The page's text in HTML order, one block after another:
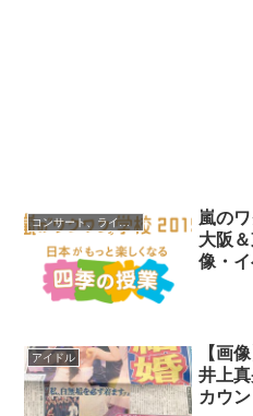
コンサート、ライブレポ
嵐の
大阪
像・
アイドル
【画
井上
カウ